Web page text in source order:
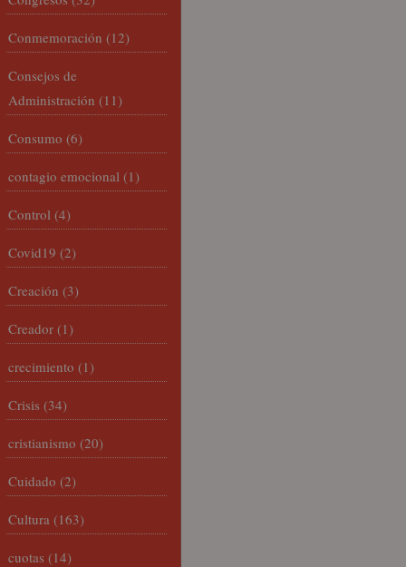
Conmemoración (12)
Consejos de
Administración (11)
Consumo (6)
contagio emocional (1)
Control (4)
Covid19 (2)
Creación (3)
Creador (1)
crecimiento (1)
Crisis (34)
cristianismo (20)
Cuidado (2)
Cultura (163)
cuotas (14)